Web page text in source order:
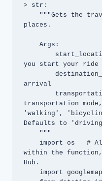
> str:
places.
you start your ride
arrival
transportation
'walking',
Defaults to
within the
Hub.